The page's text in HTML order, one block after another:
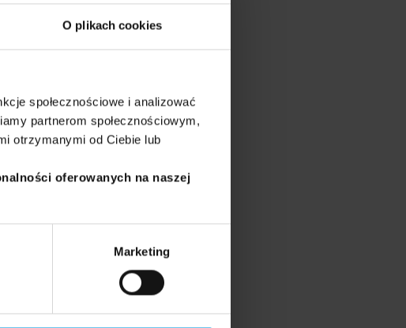
O plikach cookies
społecznościowe i analizować
partnerom społecznościowym,
otrzymanymi od Ciebie lub
oferowanych na naszej
Marketing